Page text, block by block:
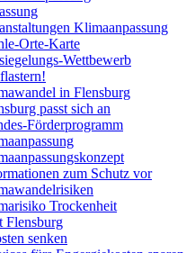
Klimaanpassung
Orte-Karte
Wettbewerb
in Flensburg
passt sich an
Förderprogramm
zum Schutz vor
Trockenheit
Flensburg
senken